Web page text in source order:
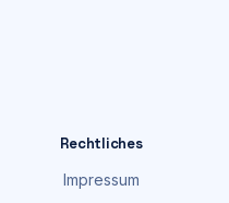
Rechtliches
Impressum